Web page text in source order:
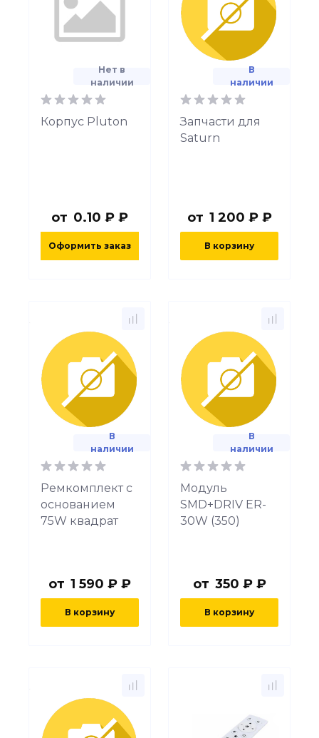
Нет в
наличии
Корпус Pluton
от 0.10 ₽ ₽
Оформить заказ
В
наличии
Запчасти для
Saturn
от 1 200 ₽ ₽
В корзину
В
наличии
Ремкомплект с
основанием
75W квадрат
от 1 590 ₽ ₽
В корзину
В
наличии
Модуль
SMD+DRIV ER-
30W (350)
от 350 ₽ ₽
В корзину